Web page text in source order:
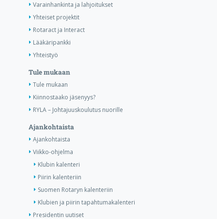
Varainhankinta ja lahjoitukset
Yhteiset projektit
Rotaract ja Interact
Lääkäripankki
Yhteistyö
Tule mukaan
Tule mukaan
Kiinnostaako jäsenyys?
RYLA – Johtajuuskoulutus nuorille
Ajankohtaista
Ajankohtaista
Viikko-ohjelma
Klubin kalenteri
Piirin kalenteriin
Suomen Rotaryn kalenteriin
Klubien ja piirin tapahtumakalenteri
Presidentin uutiset